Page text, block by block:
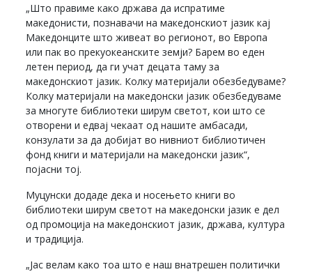
„Што правиме како држава да испратиме
македонисти, познавачи на македонскиот јазик кај
Македонците што живеат во регионот, во Европа
или пак во прекуокеанските земји? Барем во еден
летен период, да ги учат децата таму за
македонскиот јазик. Колку материјали обезбедуваме?
Колку материјали на македонски јазик обезбедуваме
за многуте библиотеки ширум светот, кои што се
отворени и едвај чекаат од нашите амбасади,
конзулати за да добијат во нивниот библиотичен
фонд книги и материјали на македонски јазик“,
појасни тој.
Муцунски додаде дека и носењето книги во
библиотеки ширум светот на македонски јазик е дел
од промоција на македонскиот јазик, држава, култура
и традиција.
„Јас велам како тоа што е наш внатрешен политички